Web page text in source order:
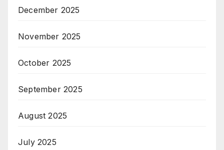
December 2025
November 2025
October 2025
September 2025
August 2025
July 2025